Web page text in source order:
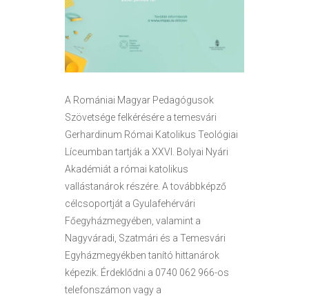
A Romániai Magyar Pedagógusok
Szövetsége felkérésére a temesvári
Gerhardinum Római Katolikus Teológiai
Líceumban tartják a XXVI. Bolyai Nyári
Akadémiát a római katolikus
vallástanárok részére. A továbbképző
célcsoportját a Gyulafehérvári
Főegyházmegyében, valamint a
Nagyváradi, Szatmári és a Temesvári
Egyházmegyékben tanító hittanárok
képezik. Érdeklődni a 0740 062 966-os
telefonszámon vagy a